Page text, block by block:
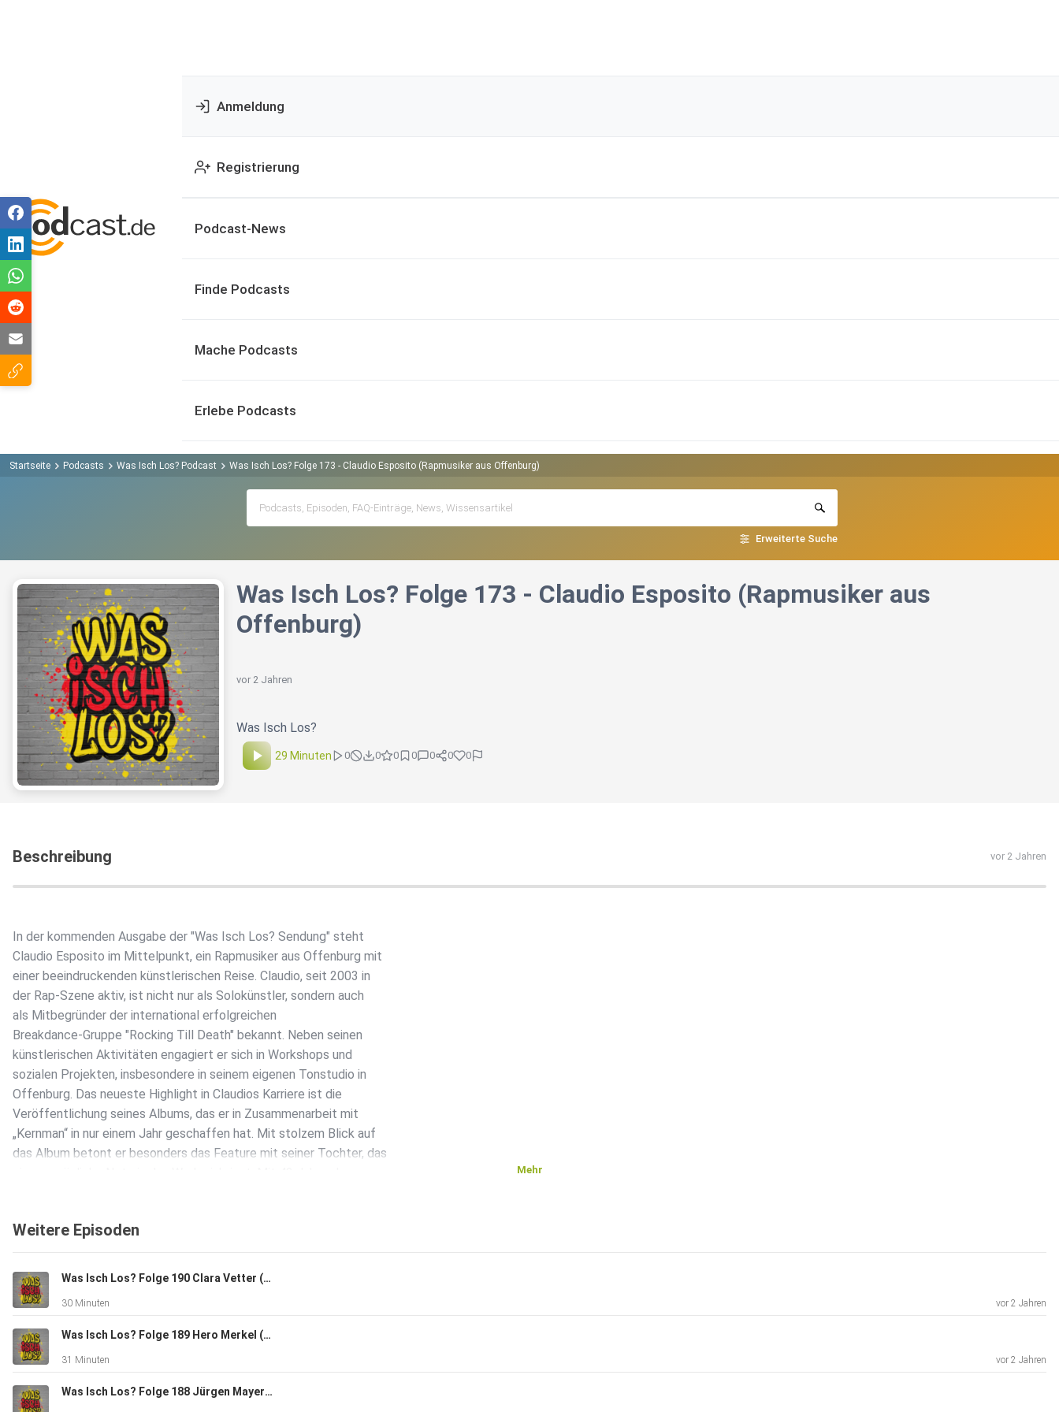
Anmeldung
Registrierung
Podcast-News
Finde Podcasts
Mache Podcasts
Erlebe Podcasts
Startseite Podcasts Was Isch Los? Podcast Was Isch Los? Folge 173 - Claudio Esposito (Rapmusiker aus Offenburg)
Erweiterte Suche
Was Isch Los? Folge 173 - Claudio Esposito (Rapmusiker aus
Offenburg)
vor 2 Jahren
Was Isch Los?
29 Minuten 0 0 0 0 0 0 0
Beschreibung vor 2 Jahren
In der kommenden Ausgabe der "Was Isch Los? Sendung" steht
Claudio Esposito im Mittelpunkt, ein Rapmusiker aus Offenburg mit
einer beeindruckenden künstlerischen Reise. Claudio, seit 2003 in
der Rap-Szene aktiv, ist nicht nur als Solokünstler, sondern auch
als Mitbegründer der international erfolgreichen
Breakdance-Gruppe "Rocking Till Death" bekannt. Neben seinen
künstlerischen Aktivitäten engagiert er sich in Workshops und
sozialen Projekten, insbesondere in seinem eigenen Tonstudio in
Offenburg. Das neueste Highlight in Claudios Karriere ist die
Veröffentlichung seines Albums, das er in Zusammenarbeit mit
„Kernman“ in nur einem Jahr geschaffen hat. Mit stolzem Blick auf
das Album betont er besonders das Feature mit seiner Tochter, das
Zusammenarbeit mit dem legendären Kurtis Blow. Er unterstreicht
Generationswechsel, bleibt jedoch seinem Stil treu und lässt sich
nicht verbiegen. Neben seiner Leidenschaft für die Musik ist
Claudio hauptberuflich als Sozialarbeiter tätig und setzt sich
dafür ein, Menschen auf den richtigen Weg zu helfen. Claudio
Esposito ist nicht nur stolz auf seine Wurzeln in Offenburg,
amerikanischen Rappern, veranstaltet. Trotz seines reichen
Mehr
Weitere Episoden
Was Isch Los? Folge 190 Clara Vetter (BW-Jazzpreisträgerin 2023/Pianistin aus Gaggenau)
30 Minuten vor 2 Jahren
Was Isch Los? Folge 189 Hero Merkel (Pferdetrainerin und Artistin aus Rastatt/Kuppenheim)
31 Minuten vor 2 Jahren
Was Isch Los? Folge 188 Jürgen Mayer (Frontmann Band "Phil", Chef Mayer Möbelmanufaktur aus Sulzfeld)